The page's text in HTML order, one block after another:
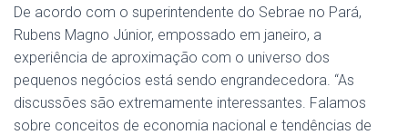
De acordo com o superintendente do Sebrae no Pará,
Rubens Magno Júnior, empossado em janeiro, a
experiência de aproximação com o universo dos
pequenos negócios está sendo engrandecedora. “As
discussões são extremamente interessantes. Falamos
sobre conceitos de economia nacional e tendências de